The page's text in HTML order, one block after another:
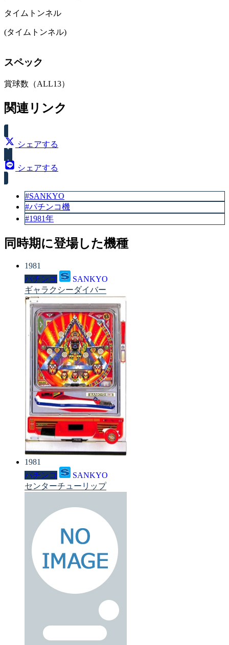
タイムトンネル
(タイムトンネル)
スペック
賞球数（ALL13）
関連リンク
シェアする
シェアする
#SANKYO
#パチンコ機
#1981年
同時期に登場した機種
1981
パチンコ
SANKYO
ギャラクシーダイバー
1981
パチンコ
SANKYO
センターチューリップ